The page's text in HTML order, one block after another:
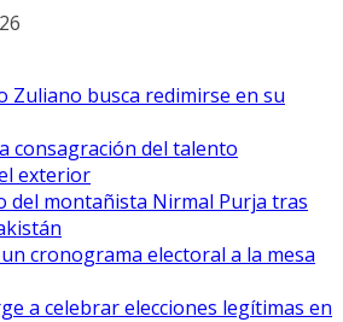
Zuliano busca redimirse en su
consagración del talento
exterior
del montañista Nirmal Purja tras
cronograma electoral a la mesa
a celebrar elecciones legítimas en